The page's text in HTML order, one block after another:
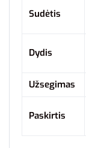
Sudėtis
Dydis
Užsegimas
Paskirtis